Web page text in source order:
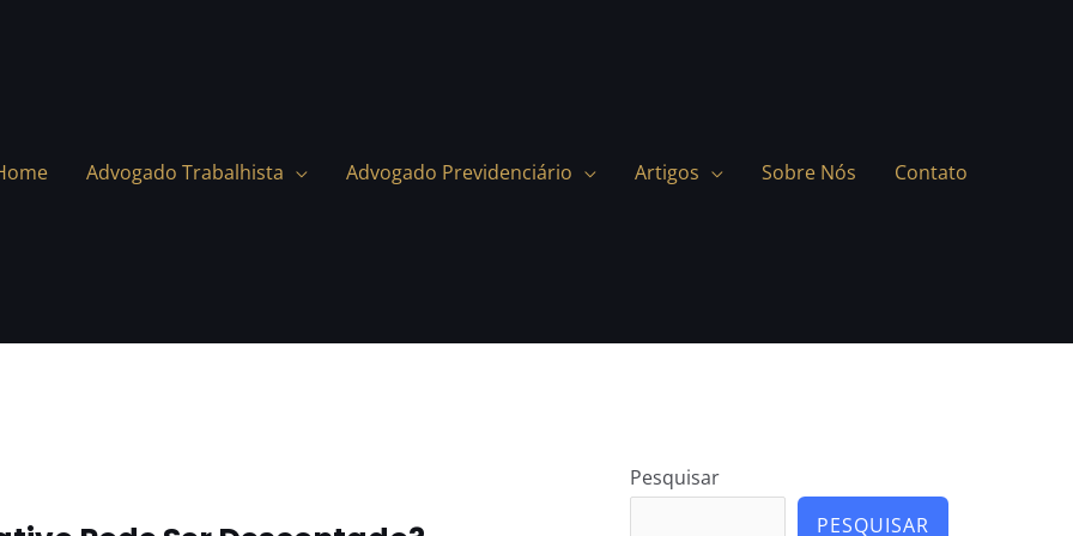
Advogado Trabalhista Advogado Previdenciário Artigos Sobre Nós Contato
Pesquisar
PESQUISAR